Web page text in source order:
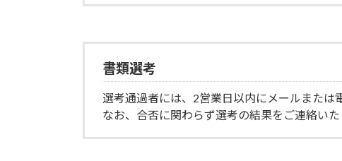
書類選考
選考通過者には、2営業日以内にメールまたは
なお、合否に関わらず選考の結果をご連絡いた